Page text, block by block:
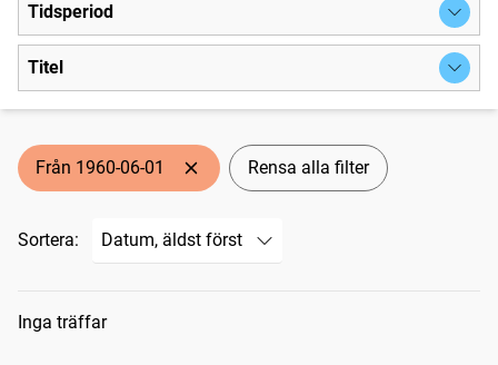
Tidsperiod
Titel
Från 1960-06-01 Rensa alla filter
Sortera:
Sökresultat
Inga träffar